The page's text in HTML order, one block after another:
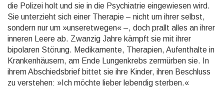
die Polizei holt und sie in die Psychiatrie eingewiesen wird.
Sie unter­zieht sich einer Therapie – nicht um ihrer selbst,
sondern nur um »unseretwegen« –, doch prallt alles an ihrer
inneren Leere ab. Zwanzig Jahre kämpft sie mit ihrer
bipolaren Störung. Medikamente, Therapien, Aufenthalte in
Krankenhäusern, am Ende Lungenkrebs zermürben sie. In
ihrem Abschiedsbrief bittet sie ihre Kinder, ihren Beschluss
zu verstehen: »Ich möchte lieber lebendig sterben.«